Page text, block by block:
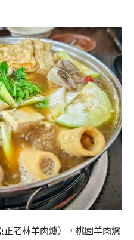
老林羊肉爐），桃園羊肉爐